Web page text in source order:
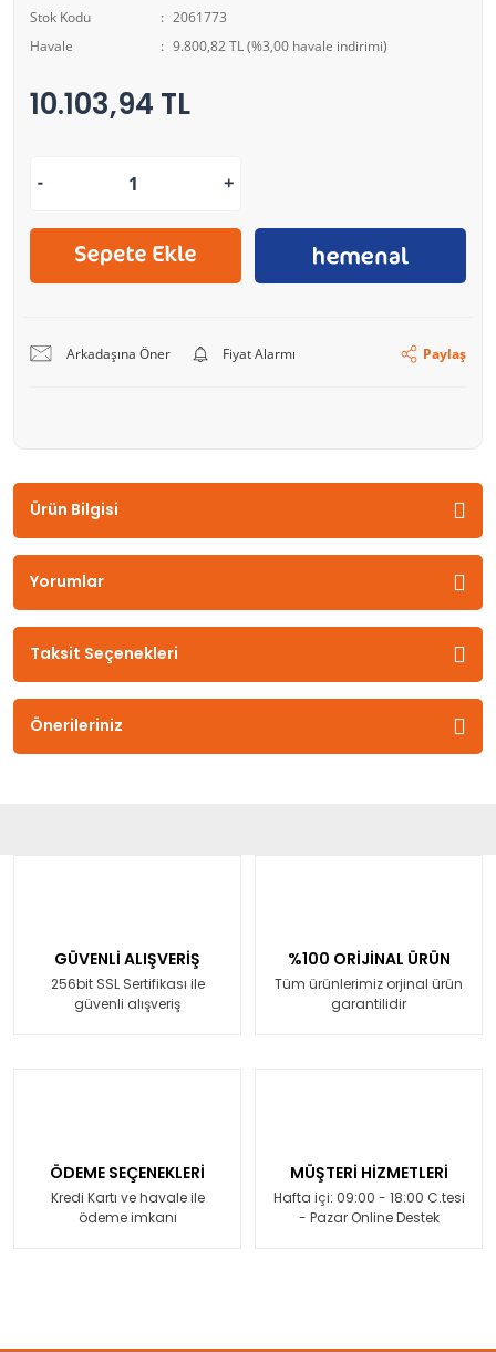
Stok Kodu
2061773
Havale
9.800,82 TL (%3,00 havale indirimi)
10.103,94 TL
Arkadaşına Öner Fiyat Alarmı Paylaş
Ürün Bilgisi
Yorumlar
Taksit Seçenekleri
Önerileriniz
GÜVENLİ ALIŞVERİŞ
256bit SSL Sertifikası ile
güvenli alışveriş
%100 ORİJİNAL ÜRÜN
Tüm ürünlerimiz orjinal ürün
garantilidir
ÖDEME SEÇENEKLERİ
Kredi Kartı ve havale ile
ödeme imkanı
MÜŞTERİ HİZMETLERİ
Hafta içi: 09:00 - 18:00 C.tesi
- Pazar Online Destek